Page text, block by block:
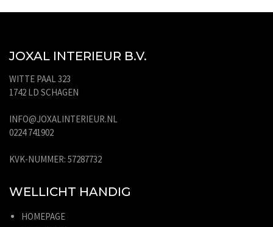
JOXAL INTERIEUR B.V.
WITTE PAAL 323
1742 LD SCHAGEN
INFO@JOXALINTERIEUR.NL
0224 741902
KVK-NUMMER: 57287732
WELLICHT HANDIG
HOMEPAGE